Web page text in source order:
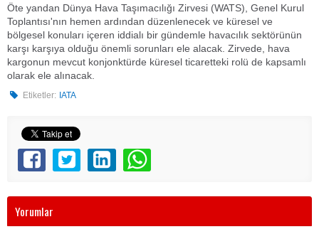
Öte yandan Dünya Hava Taşımacılığı Zirvesi (WATS), Genel Kurul
Toplantısı'nın hemen ardından düzenlenecek ve küresel ve
bölgesel konuları içeren iddialı bir gündemle havacılık sektörünün
karşı karşıya olduğu önemli sorunları ele alacak. Zirvede, hava
kargonun mevcut konjonktürde küresel ticaretteki rolü de kapsamlı
olarak ele alınacak.
Etiketler: IATA
Yorumlar